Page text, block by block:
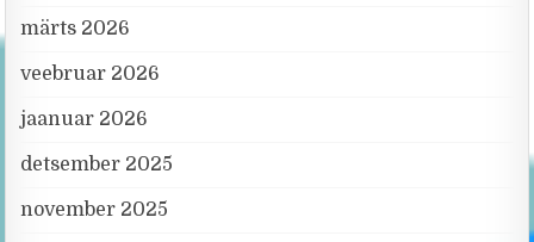
märts 2026
veebruar 2026
jaanuar 2026
detsember 2025
november 2025